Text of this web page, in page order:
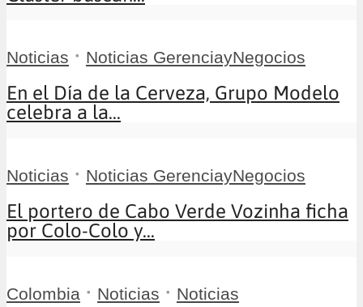
Noticias • Noticias GerenciayNegocios
En el Día de la Cerveza, Grupo Modelo
celebra a la...
Noticias • Noticias GerenciayNegocios
El portero de Cabo Verde Vozinha ficha
por Colo-Colo y...
Colombia • Noticias • Noticias